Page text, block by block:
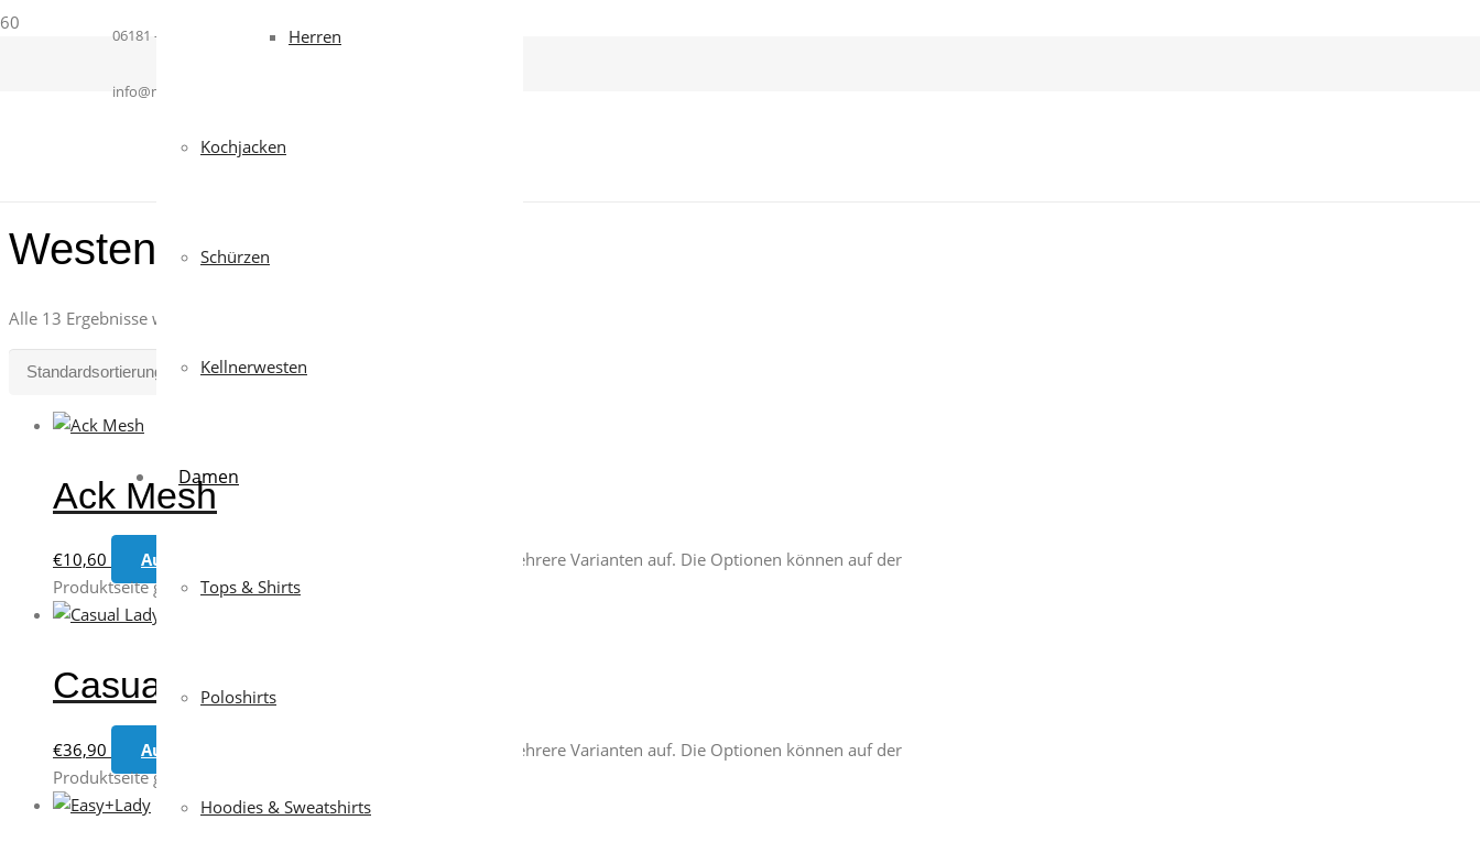
06181 – 364937
info@mcworkwear.com
Herren
Kochjacken
Schürzen
Kellnerwesten
Damen
Tops & Shirts
Poloshirts
Hoodies & Sweatshirts
Westen
Alle 13 Ergebnisse werden angezeigt
Ack Mesh
€10,60 Ausführung wählen
Dieses Produkt weist mehrere Varianten auf. Die Optionen können auf der
Produktseite gewählt werden
Casual Lady
€36,90 Ausführung wählen
Dieses Produkt weist mehrere Varianten auf. Die Optionen können auf der
Produktseite gewählt werden